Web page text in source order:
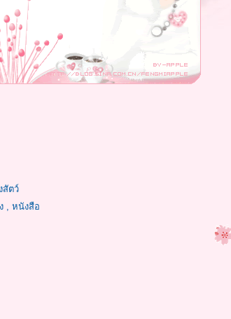
สัตว์
, หนังสือ